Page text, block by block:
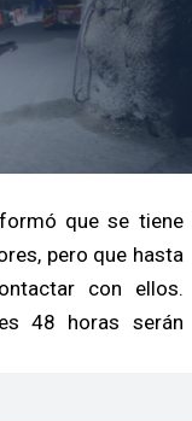
que se tiene
pero que hasta
con ellos.
48 horas serán